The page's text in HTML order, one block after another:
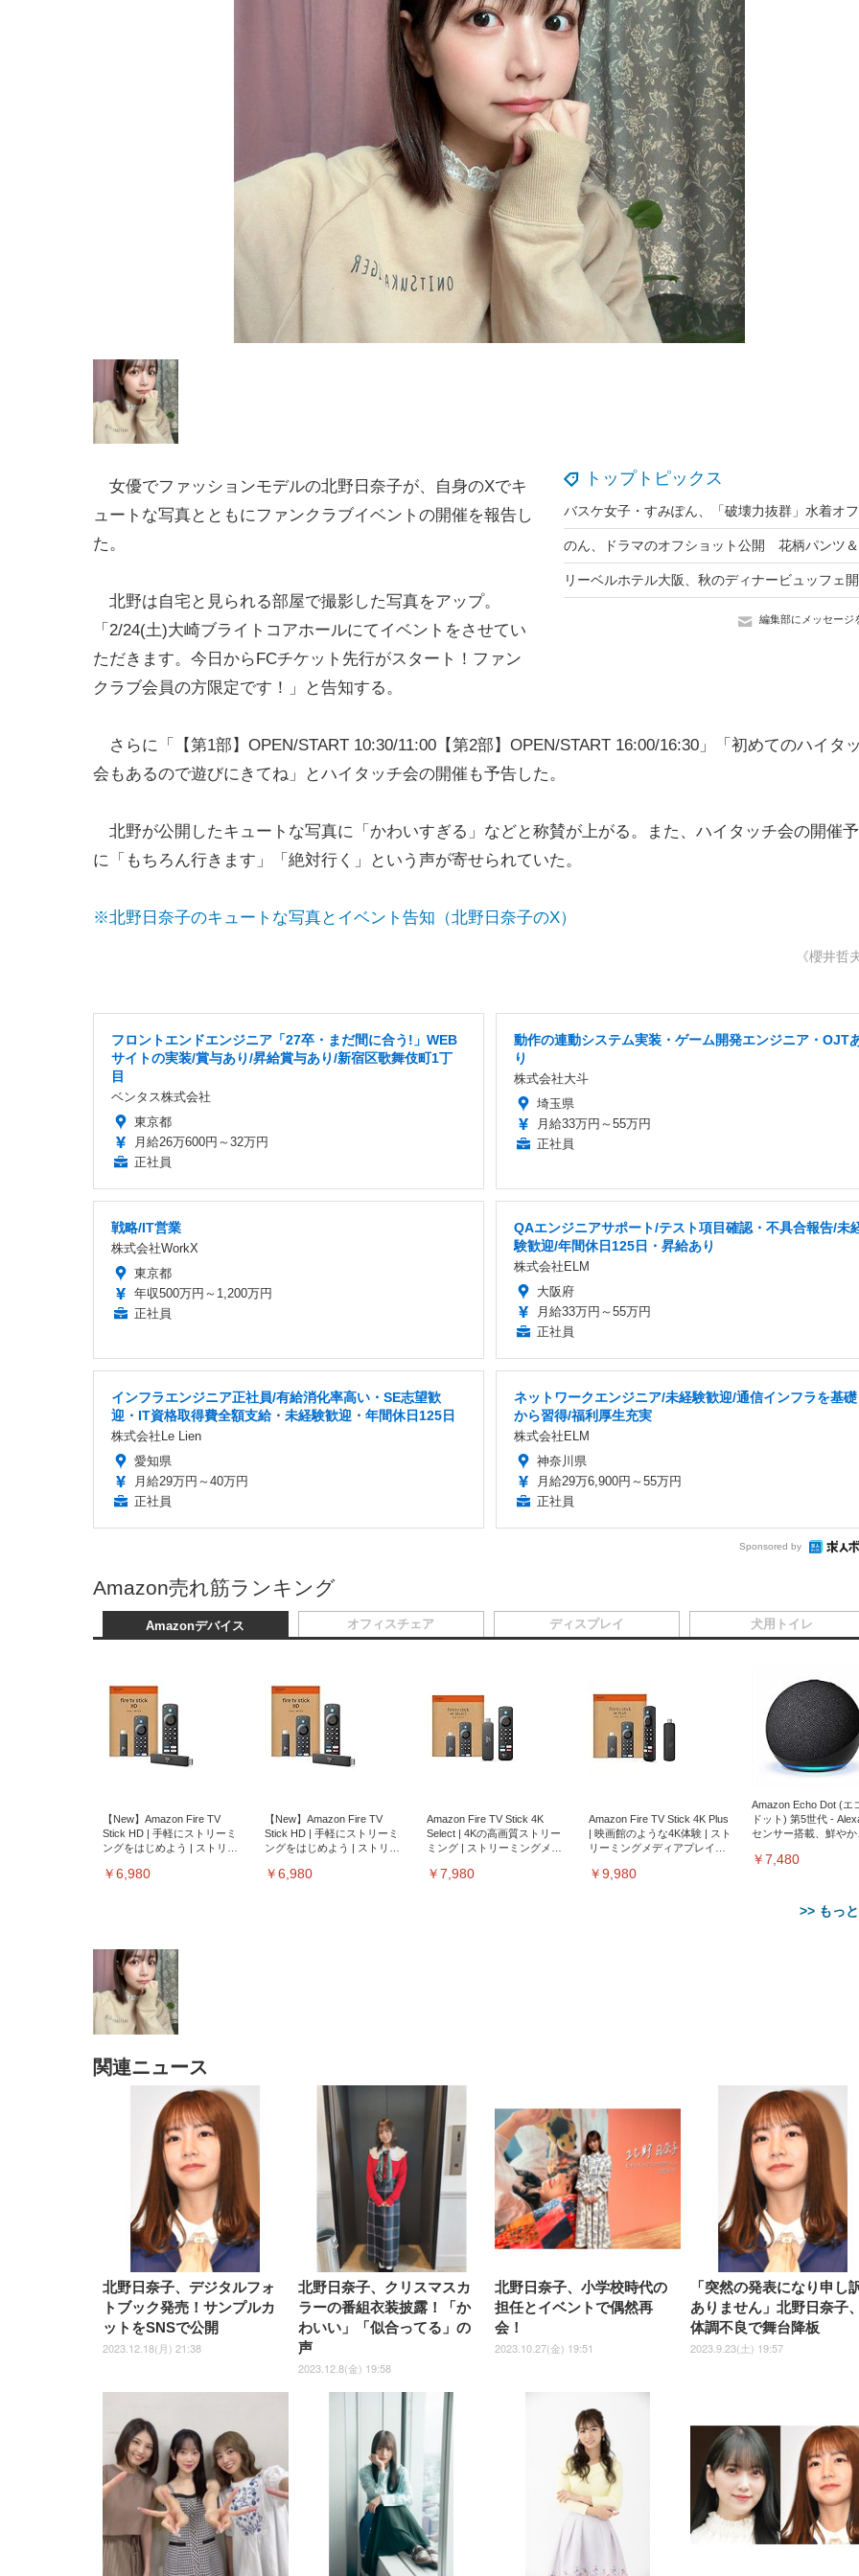
トップトピックス
編集部にメッセージ
女優でファッションモデルの北野日奈子が、自身のXでキ
ュートな写真とともにファンクラブイベントの開催を報告し
た。
北野は自宅と見られる部屋で撮影した写真をアップ。
「2/24(土)大崎ブライトコアホールにてイベントをさせてい
ただきます。今日からFCチケット先行がスタート！ファン
クラブ会員の方限定です！」と告知する。
さらに「【第1部】OPEN/START 10:30/11:00【第2部】OPEN/START 16:00/16:30」「初めてのハイタ
会もあるので遊びにきてね」とハイタッチ会の開催も予告した。
北野が公開したキュートな写真に「かわいすぎる」などと称賛が上がる。また、ハイタッチ会の開催
に「もちろん行きます」「絶対行く」という声が寄せられていた。
※北野日奈子のキュートな写真とイベント告知（北野日奈子のX）
《櫻井哲
フロントエンドエンジニア「27卒・まだ間に合う!」WEB
サイトの実装/賞与あり/昇給賞与あり/新宿区歌舞伎町1丁
目
ベンタス株式会社
東京都
月給26万600円～32万円
正社員
動作の連動システム実装・ゲーム開発エンジニア・OJT
り
株式会社大斗
埼玉県
月給33万円～55万円
正社員
戦略/IT営業
株式会社WorkX
東京都
年収500万円～1,200万円
正社員
QAエンジニアサポート/テスト項目確認・不具合報告/未
験歓迎/年間休日125日・昇給あり
株式会社ELM
大阪府
月給33万円～55万円
正社員
インフラエンジニア正社員/有給消化率高い・SE志望歓
迎・IT資格取得費全額支給・未経験歓迎・年間休日125日
株式会社Le Lien
愛知県
月給29万円～40万円
正社員
ネットワークエンジニア/未経験歓迎/通信インフラを基礎
から習得/福利厚生充実
株式会社ELM
神奈川県
月給29万6,900円～55万円
正社員
Sponsored by
Amazon売れ筋ランキング
Amazonデバイス
【New】Amazon Fire TV
Stick HD | 手軽にストリーミ
ングをはじめよう | ストリー
￥6,980
【New】Amazon Fire TV
Stick HD | 手軽にストリーミ
ングをはじめよう | ストリー
￥6,980
Amazon Fire TV Stick 4K
Select | 4Kの高画質ストリー
ミング | ストリーミングメデ
￥7,980
Amazon Fire TV Stick 4K Plus
| 映画館のような4K体験 | スト
リーミングメディアプレイヤ
￥9,980
Amazon Echo Dot (エ
ドット) 第5世代 -
センサー搭載、鮮やか
￥7,480
>> もっ
オフィスチェア
[EdoErgo] オフィスチェア 椅
子 テレワーク 疲れない 跳ね
上げ式アームレスト コンパク
ト 約105度ロッキング pc 事務
椅子 360度回転 座面昇降 強化
ナイロン樹脂ベース 通気性メ
ッシュ 在宅ワーク H-
WY01(黒網+黒枠+黒足)
SIHOO B100 オフィスチェア
／デスクチェア メッシュチェ
ア 人間工学 疲れない ブラッ
Sezlife オフィスチェア デスク
チェア 疲れない テレワーク
チェア 強化バックレスト 30
度ロッキング機能 人間工学 椅
子 腰サポート 90度跳ね上げ
式アームレスト 3Dヘッドレス
ト ハンガー付き 高反発クッシ
ョン PCチェア 通気性メッシ
ュ ゲーミング/勉強/事務用 お
しゃれ パソコンチェア (ブラ
ック)
￥7,680
チェア 疲れない テレワーク
チェア 強化バックレスト 30度
ロッキング機能 人間工学 椅子
腰サポート 90度跳ね上げ式ア
ームレスト 3Dヘッドレスト
ハンガー付き 高反発クッショ
ン PCチェア 通気性メッシュ
ゲーミング/勉強/事務用 おし
ゃれ パソコンチェア (ホワイ
ト)
￥7,680
ANDWINT オフィスチ
ア デスクチェア 肘な
ッシュ 通気性 ランバ
ポート付き 腰サポート
ス圧無段階昇降 360度
転 キャスター付き コ
クト 幅52×奥行58.5×高
84～96cm テレワーク
宅勤務 ブラック
￥4,139
ディスプレイ
EIZO ビジネス向けプレミア
ムモニター | FlexScan
EV3240X-WT | 31.5型4K
UHD・USB Type-C・ホワイ
￥105,595
EIZO ビジネス向けプレミア
ムモニター | FlexScan
EV2740X-WT | 27.0型4K
UHD・USB Type-C・ホワイ
ト
￥109,572
【純正品】27"ゲーミングモ
ニター DualSense 充電フッ
ク付き（CFI-ZDM1J）
￥49,979
ニター フル
HD（1920×1080）VA 非光
沢 HDMI/DisplayPort/VGA
スピーカー内蔵 高さ調整 ス
イベル VESA対応
ComfortView ビジネス向け
￥15,800
【MiniLED/24.5inch/280Hz/
GRAPHT THE SHOOTER
Gaming Monitor 24” Essential
ーミングモニター QD 24.5イ
1ms FHD 量子ドット 残像低減
年保証 | 輝点保証 | 日本メーカ
￥34,980
犬用トイレ
Amazonベーシック ペットシ
ーツ 薄型 レギュラー 1回使い
捨て 無香料 ホワイト 300枚
Amazonベーシック ペットシ
ーツ 厚型 ワイド 42枚x2袋(84
枚) ホワイト(吸収面:ライトブ
ネオ・ルーライフ ネオ・オム
ツ L 中型犬用 26枚入り 単品
￥1,800
ック) 【Amazon.co.jp限定】
Smart Basic アイリスオーヤマ
ペットシーツ 超厚型 お徳用
ワイド 100枚入 (x 1) (ケース
販売)
￥3,670
アイリスオーヤマ ペッ
シーツ 超厚型 お徳用
ュラー 200枚入
【Amazon.co.jp限定】
￥3,731
関連ニュース
北野日奈子、デジタルフォ
トブック発売！サンプルカ
ットをSNSで公開
2023.12.18(月) 21:38
北野日奈子、クリスマスカ
ラーの番組衣装披露！「か
わいい」「似合ってる」の
声
2023.12.8(金) 19:58
北野日奈子、小学校時代の
担任とイベントで偶然再
会！
2023.10.27(金) 19:51
「突然の発表になり申し
ありません」北野日奈子、
体調不良で舞台降板
2023.9.23(土) 19:57